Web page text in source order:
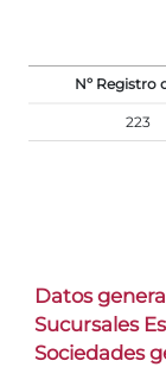
Nº Registro
223
Datos
Sucursales
Sociedades